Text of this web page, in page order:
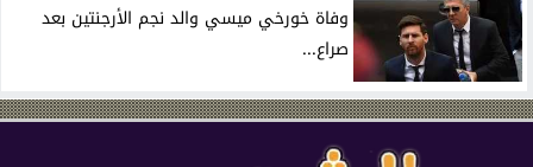
وفاة خورخي ميسي والد نجم الأرجنتين بعد
صراع...